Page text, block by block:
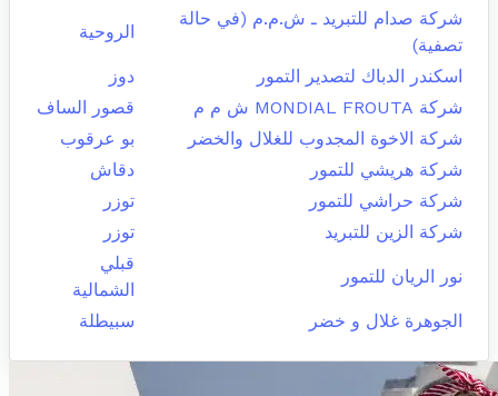
شركة صدام للتبريد ـ ش.م.م (في حالة
تصفية)
الروحية
اسكندر الدباك لتصدير التمور
دوز
شركة MONDIAL FROUTA ش م م
قصور الساف
شركة الاخوة المجدوب للغلال والخضر
بو عرقوب
شركة هريشي للتمور
دقاش
شركة حراشي للتمور
توزر
شركة الزين للتبريد
توزر
نور الريان للتمور
قبلي
الشمالية
الجوهرة غلال و خضر
سبيطلة